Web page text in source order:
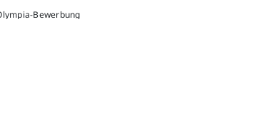
Bewerbung